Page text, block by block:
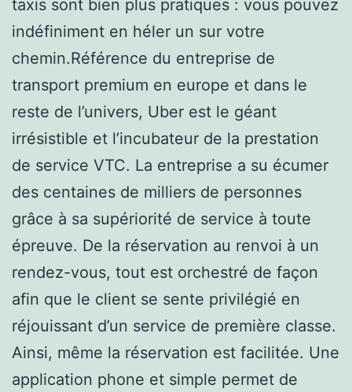
taxis sont bien plus pratiques : vous pouvez
indéfiniment en héler un sur votre
chemin.Référence du entreprise de
transport premium en europe et dans le
reste de l’univers, Uber est le géant
irrésistible et l’incubateur de la prestation
de service VTC. La entreprise a su écumer
des centaines de milliers de personnes
grâce à sa supériorité de service à toute
épreuve. De la réservation au renvoi à un
rendez-vous, tout est orchestré de façon
afin que le client se sente privilégié en
réjouissant d’un service de première classe.
Ainsi, même la réservation est facilitée. Une
application phone et simple permet de